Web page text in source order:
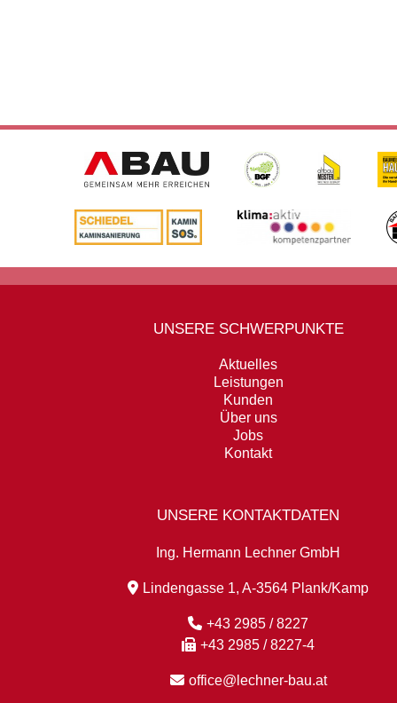
UNSERE SCHWERPUNKTE
Aktuelles
Leistungen
Kunden
Über uns
Jobs
Kontakt
UNSERE KONTAKTDATEN
Ing. Hermann Lechner GmbH
Lindengasse 1, A-3564 Plank/Kamp
+43 2985 / 8227
+43 2985 / 8227-4
office@lechner-bau.at